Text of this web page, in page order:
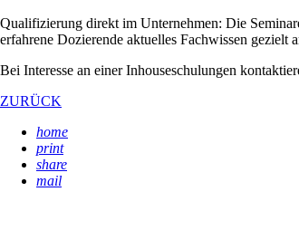
Qualifizierung direkt im Unternehmen: Die
erfahrene Dozierende aktuelles Fachwissen
Bei Interesse an einer Inhouseschulungen
ZURÜCK
home
print
share
mail